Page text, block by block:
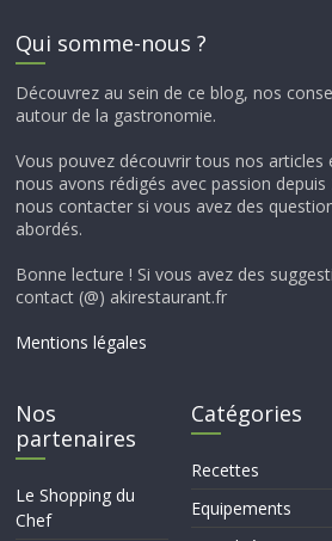
Qui somme-nous ?
Découvrez au sein de ce blog, nos
autour de la gastronomie.
Vous pouvez découvrir tous nos articles
nous avons rédigés avec passion
nous contacter si vous avez des
abordés.
Bonne lecture ! Si vous avez des
contact (@) akirestaurant.fr
Mentions légales
Nos
partenaires
Le Shopping du
Chef
Catégories
Recettes
Equipements